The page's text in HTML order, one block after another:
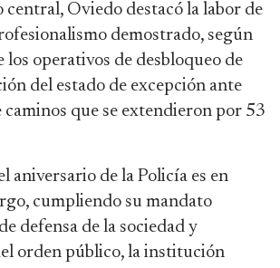
central, Oviedo destacó la labor de
demostrado, según
operativos de desbloqueo de
del estado de excepción ante
caminos que se extendieron por 53
aniversario de la Policía es en
cumpliendo su mandato
defensa de la sociedad y
orden público, la institución